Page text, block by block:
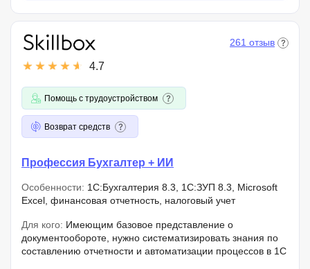
4.7
261 отзыв
Помощь с трудоустройством
Возврат средств
Профессия Бухгалтер + ИИ
Особенности: 1С:Бухгалтерия 8.3, 1С:ЗУП 8.3, Microsoft
Excel, финансовая отчетность, налоговый учет
Для кого: Имеющим базовое представление о
документообороте, нужно систематизировать знания по
составлению отчетности и автоматизации процессов в 1С